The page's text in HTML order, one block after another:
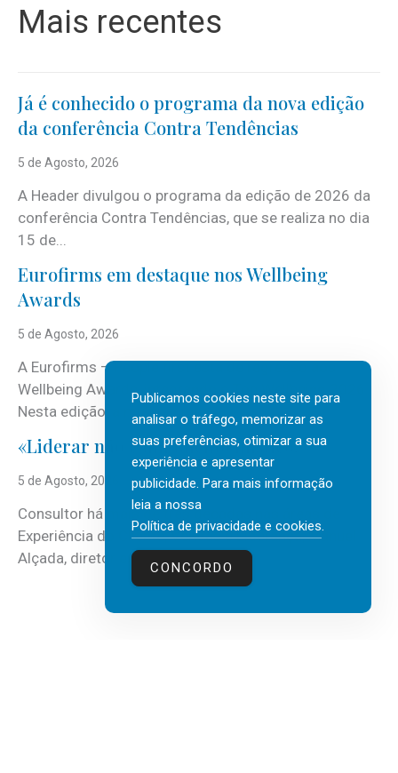
Mais recentes
Já é conhecido o programa da nova edição
da conferência Contra Tendências
5 de Agosto, 2026
A Header divulgou o programa da edição de 2026 da
conferência Contra Tendências, que se realiza no dia
15 de...
Eurofirms em destaque nos Wellbeing
Awards
5 de Agosto, 2026
A Eurofirms – People first está de regresso aos
Wellbeing Awards, integrando o Top Wellbeing 2026.
Nesta edição, a multinacional...
«Liderar não é um talento místico.»
5 de Agosto, 2026
Consultor há mais de três décadas nas áreas de
Experiência do Cliente, Vendas e Liderança, Manuel
Alçada, diretor executivo da...
Publicamos cookies neste site para
analisar o tráfego, memorizar as
suas preferências, otimizar a sua
experiência e apresentar
publicidade. Para mais informação
leia a nossa
Política de privacidade e cookies.
CONCORDO